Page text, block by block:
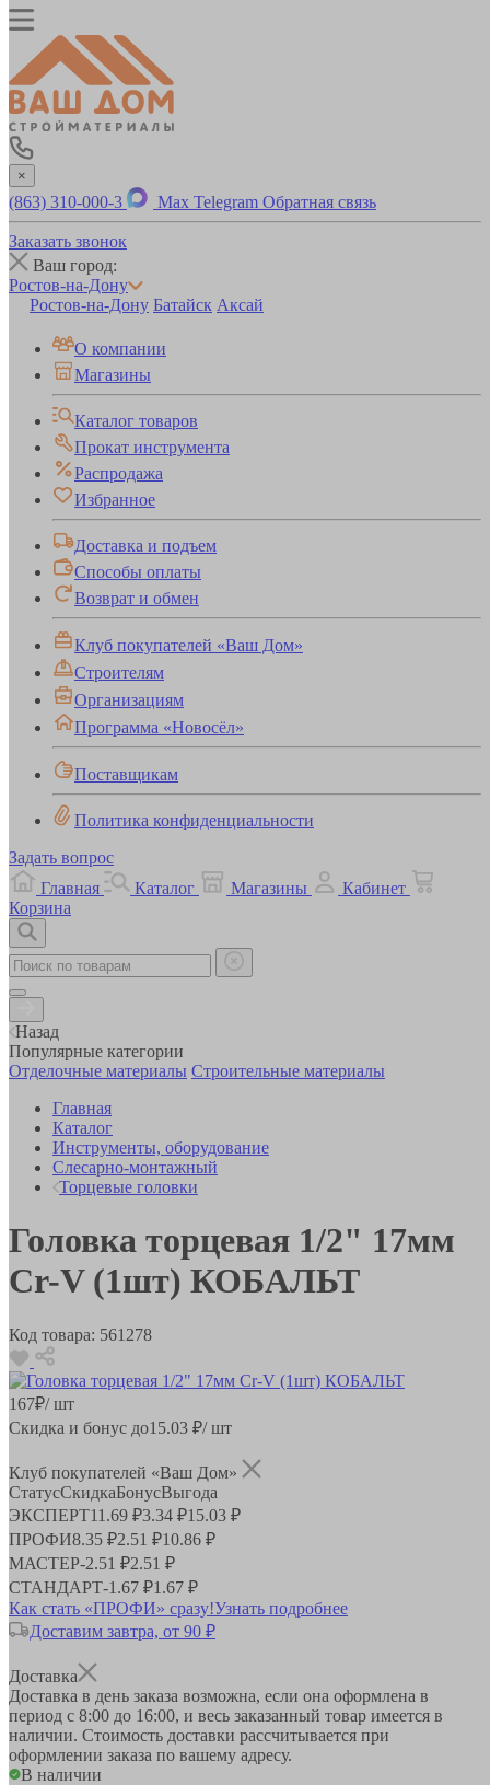
×
(863) 310-000-3 Max Telegram Обратная связь
Заказать звонок
Ваш город:
Ростов-на-Дону
Ростов-на-Дону Батайск Аксай
О компании
Магазины
Каталог товаров
Прокат инструмента
Распродажа
Избранное
Доставка и подъем
Способы оплаты
Возврат и обмен
Клуб покупателей «Ваш Дом»
Строителям
Организациям
Программа «Новосёл»
Поставщикам
Политика конфиденциальности
Задать вопрос
Главная
Каталог Магазины
Кабинет
Корзина
Назад
Популярные категории
Отделочные материалы Строительные материалы
Главная
Каталог
Инструменты, оборудование
Слесарно-монтажный
Торцевые головки
Головка торцевая 1/2" 17мм
Cr-V (1шт) КОБАЛЬТ
Код товара: 561278
167₽/ шт
Скидка и бонус до15.03 ₽/ шт
Клуб покупателей «Ваш Дом»
СтатусСкидкаБонусВыгода
ЭКСПЕРТ11.69 ₽3.34 ₽15.03 ₽
ПРОФИ8.35 ₽2.51 ₽10.86 ₽
МАСТЕР-2.51 ₽2.51 ₽
СТАНДАРТ-1.67 ₽1.67 ₽
Как стать «ПРОФИ» сразу!Узнать подробнее
Доставим завтра, от 90 ₽
Доставка
Доставка в день заказа возможна, если она оформлена в
период с 8:00 до 16:00, и весь заказанный товар имеется в
наличии. Стоимость доставки рассчитывается при
оформлении заказа по вашему адресу.
В наличии